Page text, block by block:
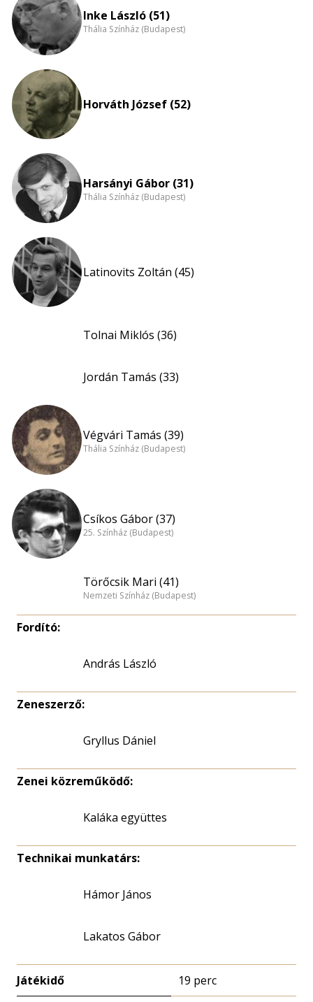
Inke László (51)
Thália Színház (Budapest)
Horváth József (52)
Harsányi Gábor (31)
Thália Színház (Budapest)
Latinovits Zoltán (45)
Tolnai Miklós (36)
Jordán Tamás (33)
Végvári Tamás (39)
Thália Színház (Budapest)
Csíkos Gábor (37)
25. Színház (Budapest)
Törőcsik Mari (41)
Nemzeti Színház (Budapest)
Fordító:
András László
Zeneszerző:
Gryllus Dániel
Zenei közreműködő:
Kaláka együttes
Technikai munkatárs:
Hámor János
Lakatos Gábor
Játékidő 19 perc